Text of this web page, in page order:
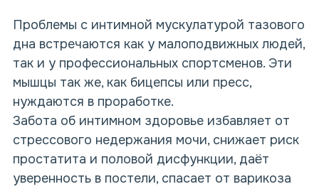
Проблемы с интимной мускулатурой тазового
дна встречаются как у малоподвижных людей,
так и у профессиональных спортсменов. Эти
мышцы так же, как бицепсы или пресс,
нуждаются в проработке.
Забота об интимном здоровье избавляет от
стрессового недержания мочи, снижает риск
простатита и половой дисфункции, даёт
уверенность в постели, спасает от варикоза